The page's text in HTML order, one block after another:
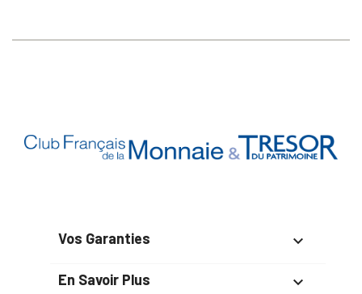
Vos Garanties 
En Savoir Plus 